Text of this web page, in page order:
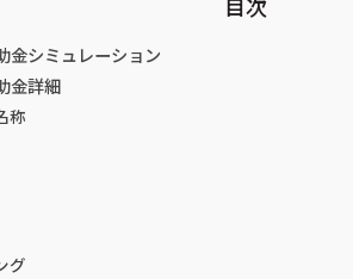
目次
金シミュレーション
金詳細
称
グ